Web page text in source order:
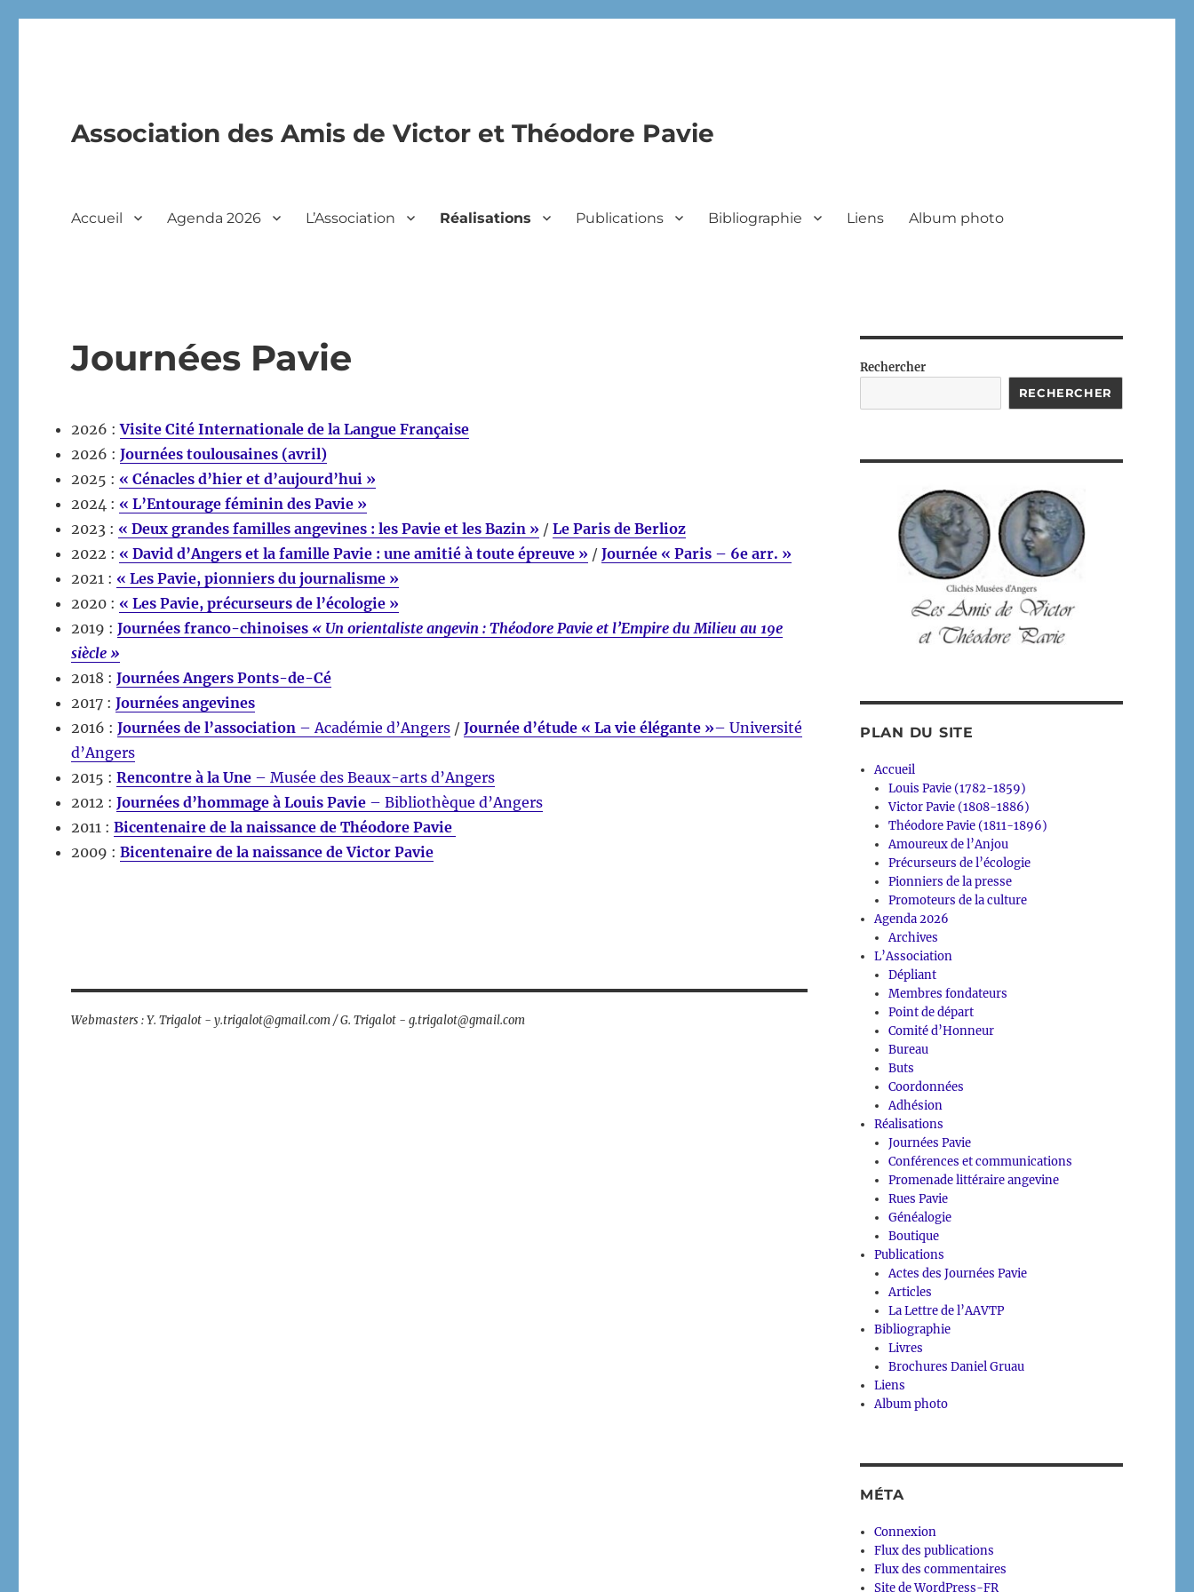
Association des Amis de Victor et Théodore Pavie
Accueil Agenda 2026 L’Association Réalisations Publications Bibliographie Liens Album photo
Journées Pavie
2026 :Visite Cité Internationale de la Langue Française
2026 :Journées toulousaines (avril)
2025 :« Cénacles d’hier et d’aujourd’hui »
2024 :« L’Entourage féminin des Pavie »
2023 :« Deux grandes familles angevines : les Pavie et les Bazin » /Le Paris de Berlioz
2022 :« David d’Angers et la famille Pavie : une amitié à toute épreuve » /Journée « Paris – 6e arr. »
2021 :« Les Pavie, pionniers du journalisme »
2020 :« Les Pavie, précurseurs de l’écologie »
2019 :Journées franco-chinoises « Un orientaliste angevin : Théodore Pavie et l’Empire du Milieu au 19e
siècle »
2018 :Journées Angers Ponts-de-Cé
2017 :Journées angevines
2016 :Journées de l’association – Académie d’Angers /Journée d’étude « La vie élégante »– Université
d’Angers
2015 :Rencontre à la Une – Musée des Beaux-arts d’Angers
2012 :Journées d’hommage à Louis Pavie – Bibliothèque d’Angers
2011 :Bicentenaire de la naissance de Théodore Pavie
2009 :Bicentenaire de la naissance de Victor Pavie
Webmasters : Y. Trigalot - y.trigalot@gmail.com / G. Trigalot - g.trigalot@gmail.com
Rechercher
RECHERCHER
PLAN DU SITE
Accueil
Louis Pavie (1782-1859)
Victor Pavie (1808-1886)
Théodore Pavie (1811-1896)
Amoureux de l’Anjou
Précurseurs de l’écologie
Pionniers de la presse
Promoteurs de la culture
Agenda 2026
Archives
L’Association
Dépliant
Membres fondateurs
Point de départ
Comité d’Honneur
Bureau
Buts
Coordonnées
Adhésion
Réalisations
Journées Pavie
Conférences et communications
Promenade littéraire angevine
Rues Pavie
Généalogie
Boutique
Publications
Actes des Journées Pavie
Articles
La Lettre de l’AAVTP
Bibliographie
Livres
Brochures Daniel Gruau
Liens
Album photo
MÉTA
Connexion
Flux des publications
Flux des commentaires
Site de WordPress-FR